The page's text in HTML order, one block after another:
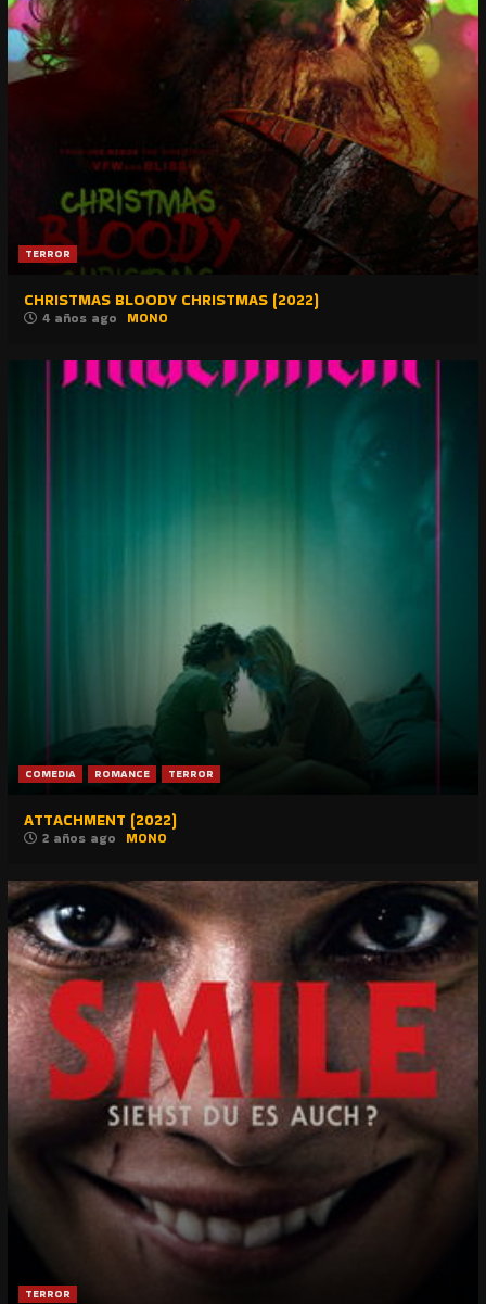
TERROR
CHRISTMAS BLOODY CHRISTMAS (2022)
4 años ago MONO
COMEDIA ROMANCE TERROR
ATTACHMENT (2022)
2 años ago MONO
TERROR